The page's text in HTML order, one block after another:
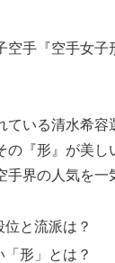
空手『空手女子
ている清水希容
の『形』が美し
手界の人気を一
と流派は？
形」とは？